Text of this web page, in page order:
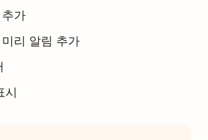
가
리 알림 추가
시